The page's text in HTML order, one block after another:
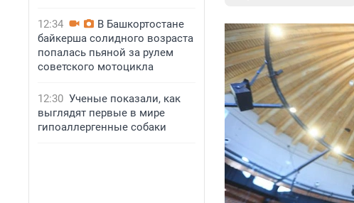
12:34
В Башкортостане
байкерша солидного возраста
попалась пьяной за рулем
советского мотоцикла
12:30 Ученые показали, как
выглядят первые в мире
гипоаллергенные собаки